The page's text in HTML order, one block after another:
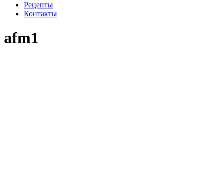
Рецепты
Контакты
afm1